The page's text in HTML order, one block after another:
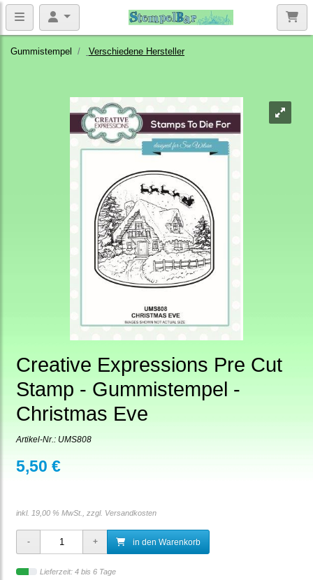
Gummistempel Verschiedene Hersteller
Creative Expressions Pre Cut
Stamp - Gummistempel -
Christmas Eve
Artikel-Nr.: UMS808
5,50 €
inkl. 19,00 % MwSt., zzgl. Versandkosten
in den Warenkorb
Lieferzeit: 4 bis 6 Tage